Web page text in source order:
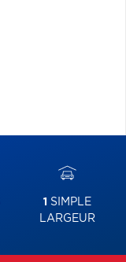
1 SIMPLE
LARGEUR